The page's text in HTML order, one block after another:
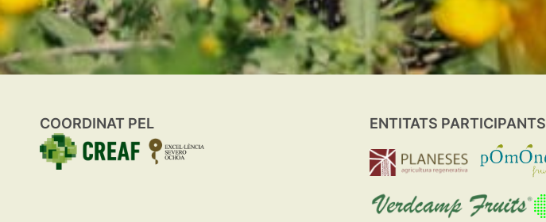
COORDINAT PEL ENTITATS PARTICIPANTS